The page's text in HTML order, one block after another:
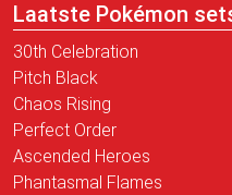
Laatste Pokémon
30th Celebration
Pitch Black
Chaos Rising
Perfect Order
Ascended Heroes
Phantasmal Flames